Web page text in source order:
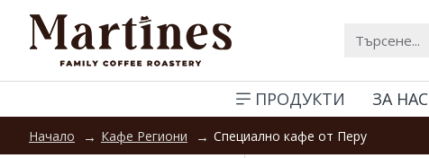
ПРОДУКТИ ЗА НАС
Начало Кафе Региони Специално кафе от Перу